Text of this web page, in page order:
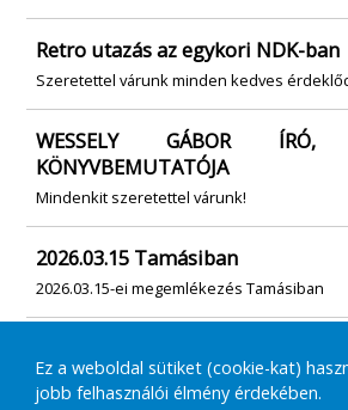
Ez a weboldal sütiket (cookie-kat)
jobb felhasználói élmény érdekében.
Retro utazás az egykori NDK-ban
Szeretettel várunk minden kedves
WESSELY GÁBOR ÍRÓ,
KÖNYVBEMUTATÓJA
Mindenkit szeretettel várunk!
2026.03.15 Tamásiban
2026.03.15-ei megemlékezés Tamásiban
Rendezvénysorozat demenciával élők,
gondozóik részére.